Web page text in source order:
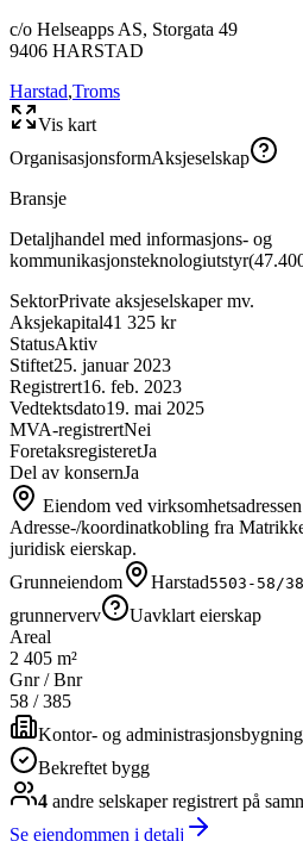
c/o Helseapps AS, Storgata 49
9406 HARSTAD
Harstad,Troms
Vis kart
OrganisasjonsformAksjeselskap
Bransje
Detaljhandel med informasjons- og
kommunikasjonsteknologiutstyr(
SektorPrivate aksjeselskaper mv.
Aksjekapital41 325 kr
StatusAktiv
Stiftet25. januar 2023
Registrert16. feb. 2023
Vedtektsdato19. mai 2025
MVA-registrertNei
ForetaksregisteretJa
Del av konsernJa
Eiendom ved virksomhetsadressen
Adresse-/koordinatkobling fra
juridisk eierskap.
Grunneiendom
Harstad5503-58/
grunnerverv
Uavklart eierskap
Areal
2 405 m²
Gnr / Bnr
58 /385
Kontor- og administrasjonsbygning
Bekreftet bygg
4 andre selskaperregistrert på
Se eiendommen i detalj